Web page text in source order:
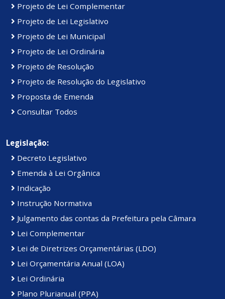
Projeto de Lei Complementar
Projeto de Lei Legislativo
Projeto de Lei Municipal
Projeto de Lei Ordinária
Projeto de Resolução
Projeto de Resolução do Legislativo
Proposta de Emenda
Consultar Todos
Legislação:
Decreto Legislativo
Emenda à Lei Orgânica
Indicação
Instrução Normativa
Julgamento das contas da Prefeitura pela Câmara
Lei Complementar
Lei de Diretrizes Orçamentárias (LDO)
Lei Orçamentária Anual (LOA)
Lei Ordinária
Plano Plurianual (PPA)